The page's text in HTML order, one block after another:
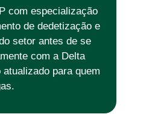
com especialização
de dedetização e
setor antes de se
com a Delta
para quem